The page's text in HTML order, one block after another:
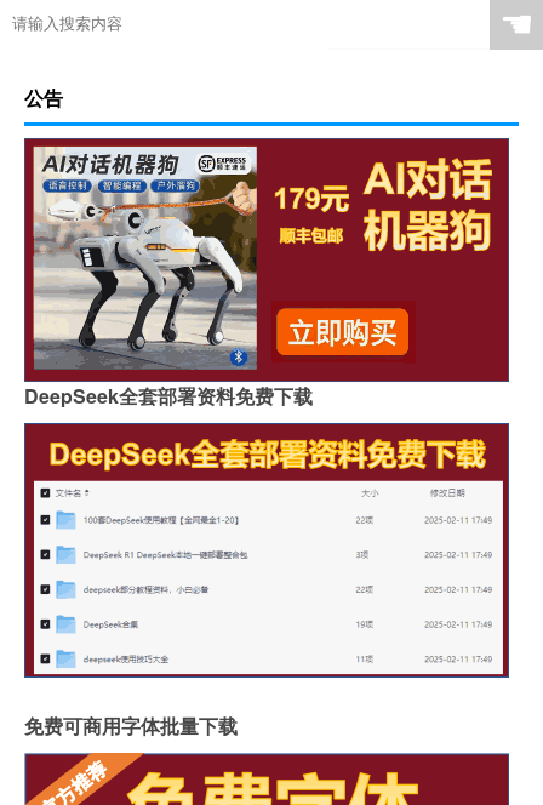
☚
公告
DeepSeek全套部署资料免费下载
免费可商用字体批量下载